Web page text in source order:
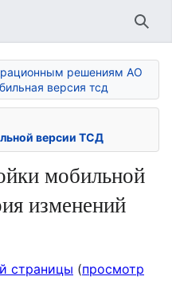
решениям АО
версия тсд
версии ТСД
мобильной
изменений
страницы (просмотр